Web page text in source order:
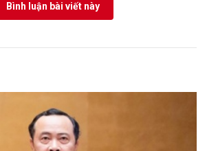
Bình luận bài viết này